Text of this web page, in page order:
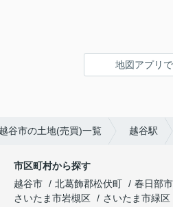
地図アプリ
谷市の土地(売買)一覧 越谷駅
市区町村から探す
越谷市
北葛飾郡松伏町 春日部市
さいたま市岩槻区
さいたま市緑区